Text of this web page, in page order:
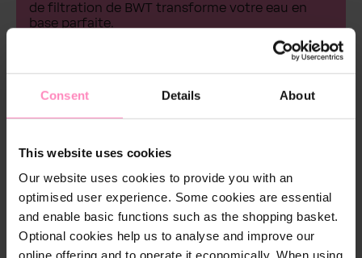
Consent Details About
This website uses cookies
Our website uses cookies to provide you with an
optimised user experience. Some cookies are essential
and enable basic functions such as the shopping basket.
Optional cookies help us to analyse and improve our
online offering and to operate it economically. When using
de filtration de BWT transforme votre eau en
base parfaite.